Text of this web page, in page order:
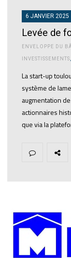
6 JANVIER 2025
Levée de
ENVELOPPE DU
INVESTISSEMENTS
La start-up
système de
augmentation
actionnaires
que via la